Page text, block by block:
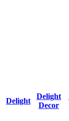
Delight
Delight
Decor